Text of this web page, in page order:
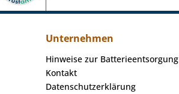
Unternehmen
Hinweise zur Batterieentsorgung
Kontakt
Datenschutzerklärung